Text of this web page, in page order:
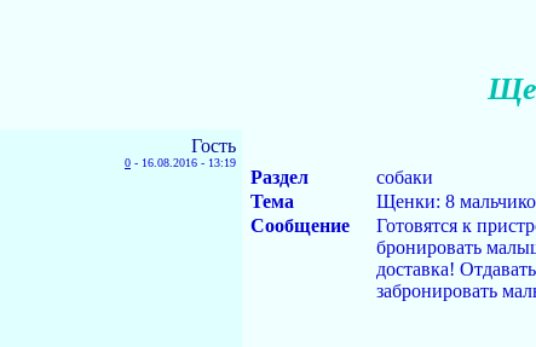
Гость
0 - 16.08.2016 - 13:19
Раздел
собаки
Тема
Щенки: 8
Сообщение
Готовятся к
бронировать
доставка!
забронировать